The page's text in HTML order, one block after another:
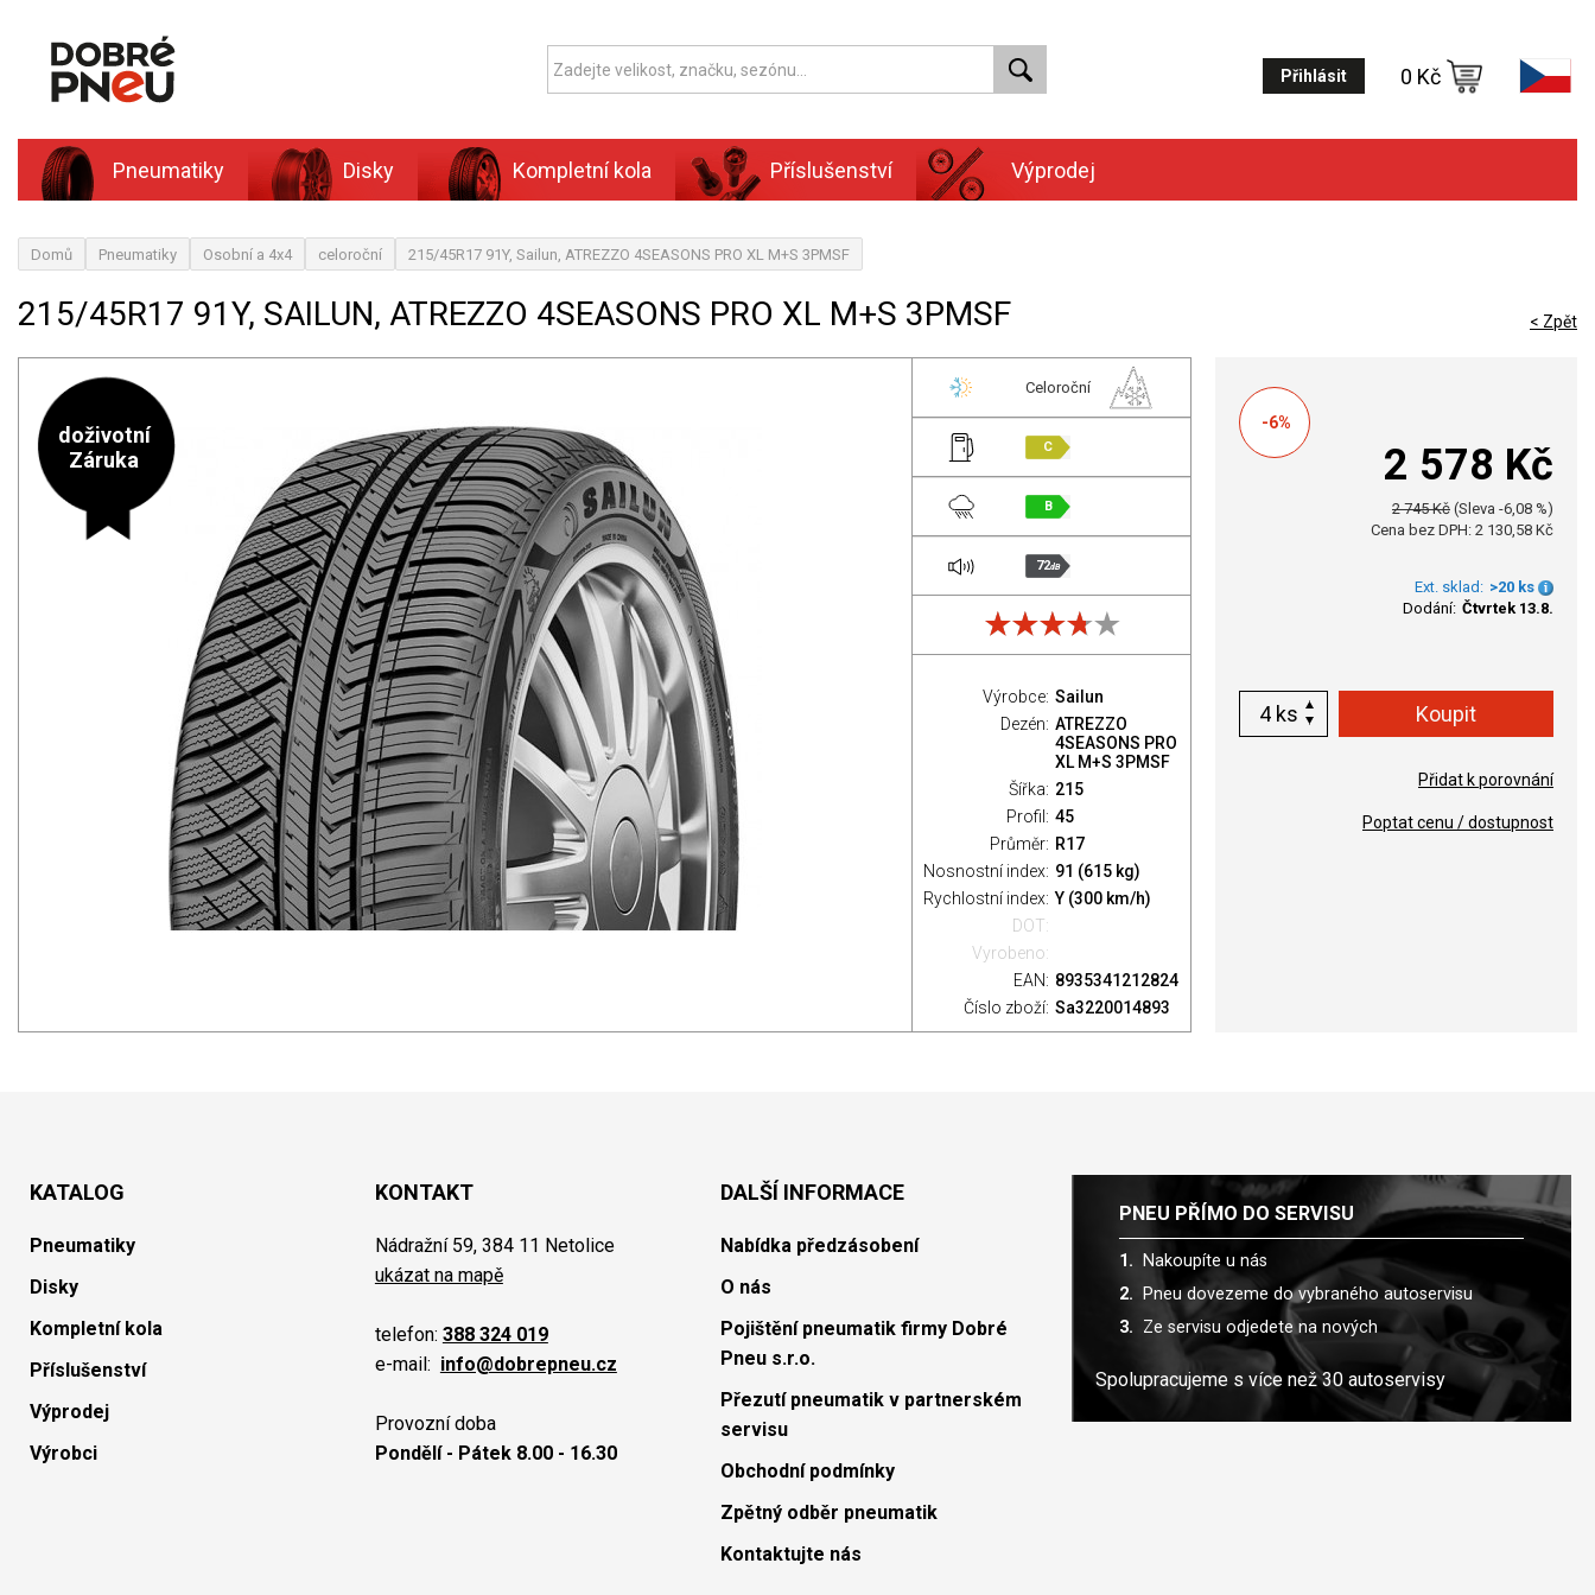
Přihlásit 0 Kč
Pneumatiky Disky Kompletní kola Příslušenství Výprodej
Domů Pneumatiky Osobní a 4x4 celoroční 215/45R17 91Y, Sailun, ATREZZO 4SEASONS PRO XL M+S 3PMSF
215/45R17 91Y, SAILUN, ATREZZO 4SEASONS PRO XL M+S 3PMSF < Zpět
doživotní
Záruka
Celoroční
C
B
72dB
Výrobce: Sailun
Dezén: ATREZZO
4SEASONS PRO
XL M+S 3PMSF
Šířka: 215
Profil: 45
Průměr: R17
Nosnostní index: 91 (615 kg)
Rychlostní index: Y (300 km/h)
DOT:
Vyrobeno:
EAN: 8935341212824
Číslo zboží: Sa3220014893
-6%
2 578 Kč
2 745 Kč (Sleva -6,08 %)
Cena bez DPH: 2 130,58 Kč
Ext. sklad: >20 ks
Dodání: Čtvrtek 13.8.
ks
Přidat k porovnání
Poptat cenu / dostupnost
KATALOG
Pneumatiky
Disky
Kompletní kola
Příslušenství
Výprodej
Výrobci
KONTAKT
Nádražní 59, 384 11 Netolice
ukázat na mapě
telefon: 388 324 019
e-mail: info@dobrepneu.cz
Provozní doba
Pondělí - Pátek 8.00 - 16.30
DALŠÍ INFORMACE
Nabídka předzásobení
O nás
Pojištění pneumatik firmy Dobré
Pneu s.r.o.
Přezutí pneumatik v partnerském
servisu
Obchodní podmínky
Zpětný odběr pneumatik
Kontaktujte nás
PNEU PŘÍMO DO SERVISU
Nakoupíte u nás
Pneu dovezeme do vybraného autoservisu
Ze servisu odjedete na nových
Spolupracujeme s více než 30 autoservisy